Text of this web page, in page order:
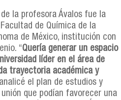
la profesora Ávalos fue la
de Química de la
de México, institución con
“Quería generar un espacio
líder en el área de
trayectoria académica y
el plan de estudios y
que podían favorecer una